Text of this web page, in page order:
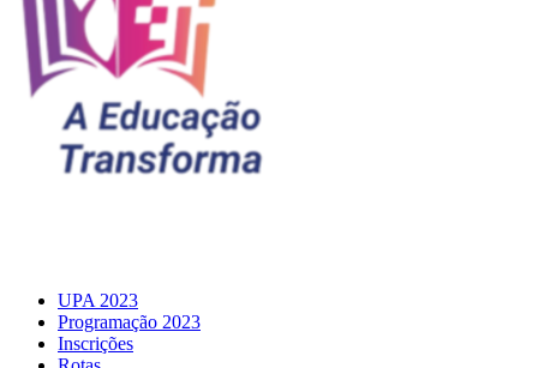
UPA 2023
Programação 2023
Inscrições